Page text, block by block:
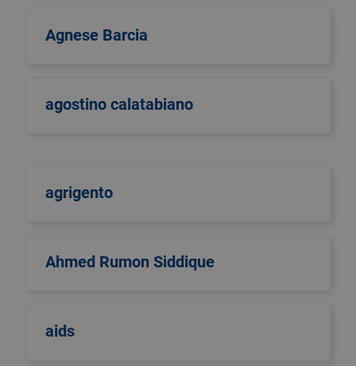
Agnese Barcia
agostino calatabiano
agrigento
Ahmed Rumon Siddique
aids